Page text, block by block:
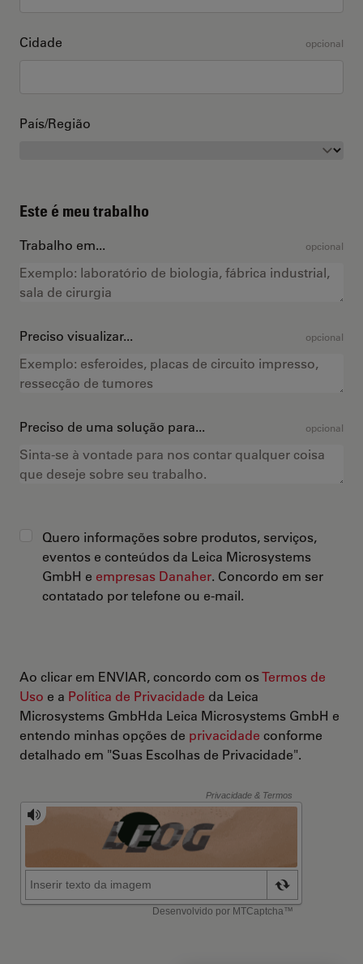
Cidade opcional
País/Região
Este é meu trabalho
Trabalho em... opcional
Preciso visualizar... opcional
Preciso de uma solução para... opcional
Quero informações sobre produtos, serviços,
eventos e conteúdos da Leica Microsystems
GmbH e empresas Danaher. Concordo em ser
contatado por telefone ou e-mail.
Ao clicar em ENVIAR, concordo com osTermos de
Uso e a Política de Privacidade da Leica
Microsystems GmbHda Leica Microsystems GmbH e
entendo minhas opções de privacidade conforme
detalhado em "Suas Escolhas de Privacidade".